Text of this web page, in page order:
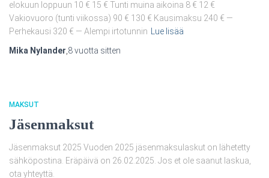
elokuun loppuun 10 € 15 € Tunti muina aikoina 8 € 12 €
Vakiovuoro (tunti viikossa) 90 € 130 € Kausimaksu 240 € —
Perhekausi 320 € — Alempi irtotunnin
Lue lisää
Mika Nylander 8 vuotta sitten
MAKSUT
Jäsenmaksut
Jäsenmaksut 2025 Vuoden 2025 jäsenmaksulaskut on lähetetty
sähköpostina. Eräpäivä on 26.02.2025. Jos et ole saanut laskua,
ota yhteyttä.